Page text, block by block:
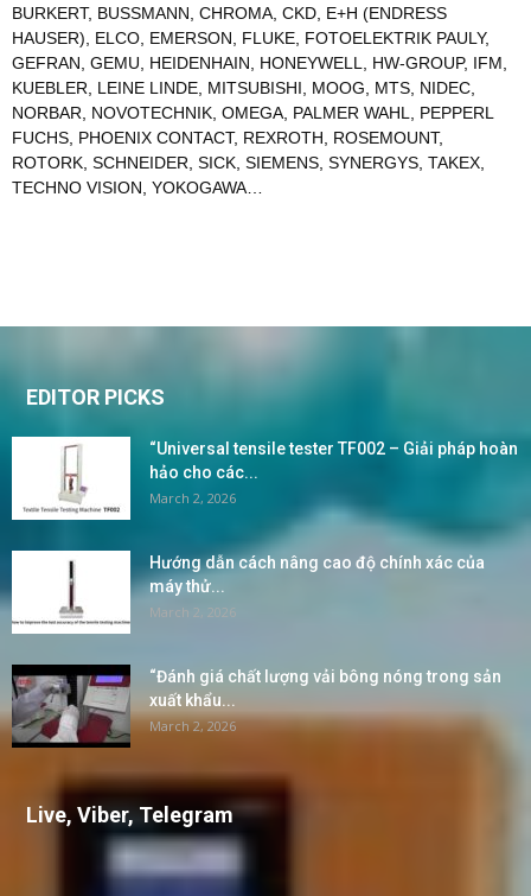
BURKERT, BUSSMANN, CHROMA, CKD, E+H (ENDRESS
HAUSER), ELCO, EMERSON, FLUKE, FOTOELEKTRIK PAULY,
GEFRAN, GEMU, HEIDENHAIN, HONEYWELL, HW-GROUP, IFM,
KUEBLER, LEINE LINDE, MITSUBISHI, MOOG, MTS, NIDEC,
NORBAR, NOVOTECHNIK, OMEGA, PALMER WAHL, PEPPERL
FUCHS, PHOENIX CONTACT, REXROTH, ROSEMOUNT,
ROTORK, SCHNEIDER, SICK, SIEMENS, SYNERGYS, TAKEX,
TECHNO VISION, YOKOGAWA…
EDITOR PICKS
“Universal tensile tester TF002 – Giải pháp hoàn
hảo cho các...
March 2, 2026
Hướng dẫn cách nâng cao độ chính xác của
máy thử...
March 2, 2026
“Đánh giá chất lượng vải bông nóng trong sản
xuất khẩu...
March 2, 2026
Live, Viber, Telegram